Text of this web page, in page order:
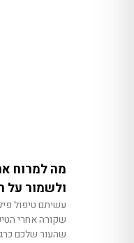
מה למרוח
ולשמור על
עשיתם טיפול
שקורה אחרי
שהעור שלכם